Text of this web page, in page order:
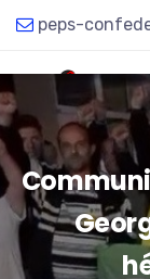
peps-